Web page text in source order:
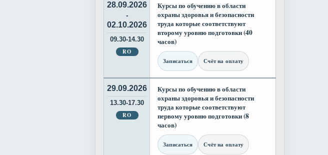
28.09.2026
-
02.10.2026
09.30-14.30
RO
Курсы по обучению в области
охраны здоровья и безопасности
труда которые соответствуют
второму уровню подготовки (40
часов)
Записаться Счёт на оплату
29.09.2026
13.30-17.30
RO
Курсы по обучению в области
охраны здоровья и безопасности
труда которые соответствуют
первому уровню подготовки (8
часов)
Записаться Счёт на оплату